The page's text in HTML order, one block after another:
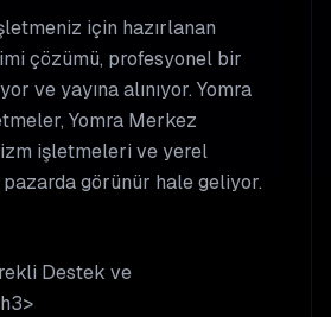
için hazırlanan
çözümü, profesyonel bir
ve yayına alınıyor. Yomra
Yomra Merkez
işletmeleri ve yerel
görünür hale geliyor.
Destek ve